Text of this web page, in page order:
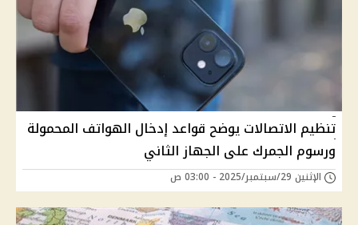
تنظيم الاتصالات يوضح قواعد إدخال الهواتف المحمولة
ورسوم الجمرك على الجهاز الثاني
الإثنين 29/سبتمبر/2025 - 03:00 ص